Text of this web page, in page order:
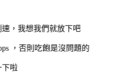
，我想我們就放下吧
，否則吃飽是沒問題的
下啦